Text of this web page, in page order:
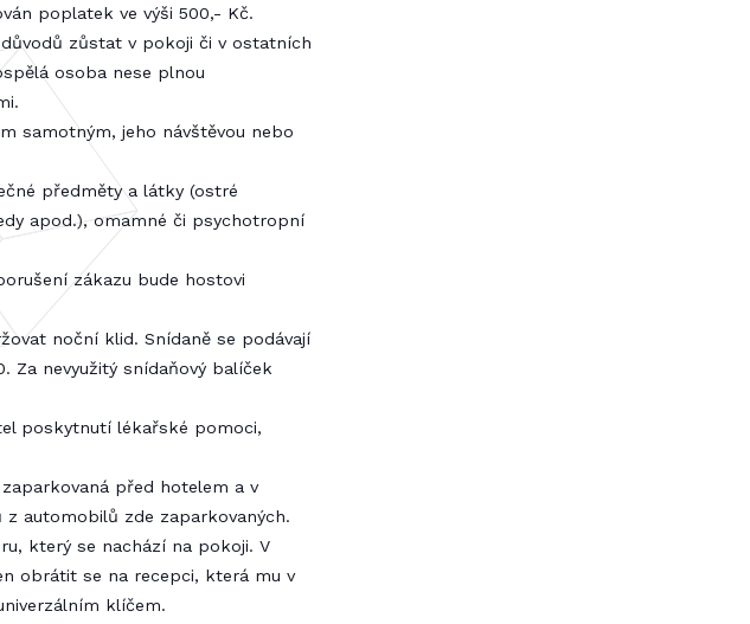
poplatek ve výši 500,- Kč.
zůstat v pokoji či v ostatních
osoba nese plnou
samotným, jeho návštěvou nebo
předměty a látky (ostré
apod.), omamné či psychotropní
zákazu bude hostovi
noční klid. Snídaně se podávají
Za nevyužitý snídaňový balíček
poskytnutí lékařské pomoci,
před hotelem a v
automobilů zde zaparkovaných.
který se nachází na pokoji. V
obrátit se na recepci, která mu v
klíčem.